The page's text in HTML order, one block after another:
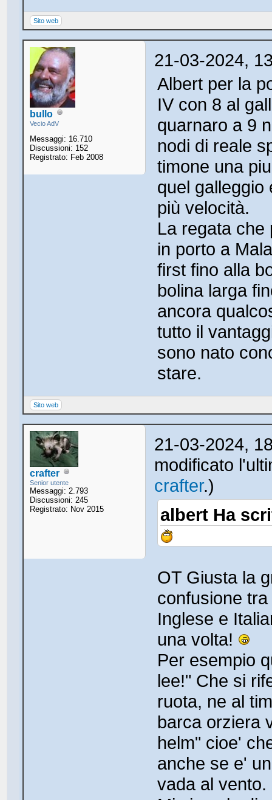
Sito web
bullo
Vecio AdV
Messaggi: 16.710
Discussioni: 152
Registrato: Feb 2008
21-03-2024,
Albert per la
IV con 8 al
quarnaro a 9
nodi di reale
timone una
quel galleggio
più velocità.
La regata che
in porto a
first fino alla
bolina larga
ancora
tutto il
sono nato
stare.
Sito web
crafter
Senior utente
Messaggi: 2.793
Discussioni: 245
Registrato: Nov 2015
21-03-2024,
modificato
crafter.)
albert Ha
OT Giusta la
confusione
Inglese e
una volta!
Per esempio
lee!" Che si
ruota, ne al
barca orziera
helm" cioe'
anche se e'
vada al vento.